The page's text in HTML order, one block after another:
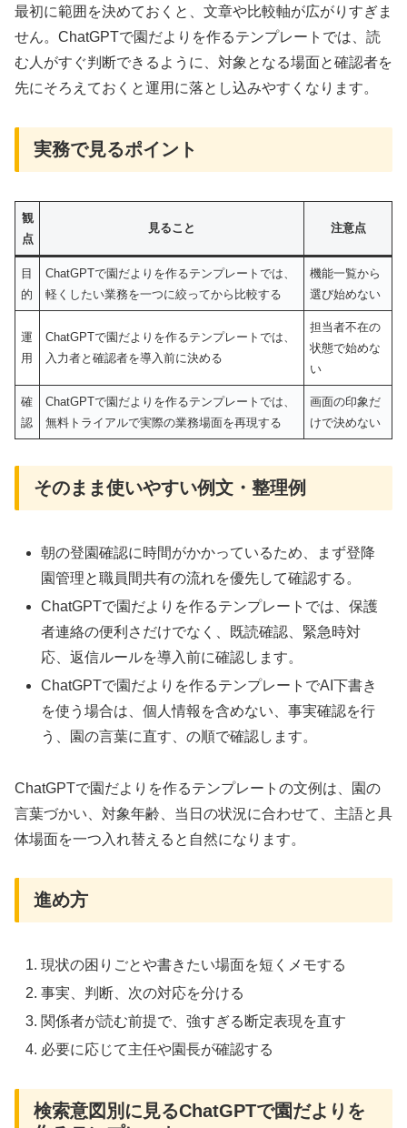
最初に範囲を決めておくと、文章や比較軸が広がりすぎま
せん。ChatGPTで園だよりを作るテンプレートでは、読
む人がすぐ判断できるように、対象となる場面と確認者を
先にそろえておくと運用に落とし込みやすくなります。
実務で見るポイント
観
点
見ること 注意点
目
的
ChatGPTで園だよりを作るテンプレートでは、
軽くしたい業務を一つに絞ってから比較する
機能一覧から
選び始めない
運
用
ChatGPTで園だよりを作るテンプレートでは、
入力者と確認者を導入前に決める
担当者不在の
状態で始めな
い
確
認
ChatGPTで園だよりを作るテンプレートでは、
無料トライアルで実際の業務場面を再現する
画面の印象だ
けで決めない
そのまま使いやすい例文・整理例
朝の登園確認に時間がかかっているため、まず登降
園管理と職員間共有の流れを優先して確認する。
ChatGPTで園だよりを作るテンプレートでは、保護
者連絡の便利さだけでなく、既読確認、緊急時対
応、返信ルールを導入前に確認します。
ChatGPTで園だよりを作るテンプレートでAI下書き
を使う場合は、個人情報を含めない、事実確認を行
う、園の言葉に直す、の順で確認します。
ChatGPTで園だよりを作るテンプレートの文例は、園の
言葉づかい、対象年齢、当日の状況に合わせて、主語と具
体場面を一つ入れ替えると自然になります。
進め方
現状の困りごとや書きたい場面を短くメモする
事実、判断、次の対応を分ける
関係者が読む前提で、強すぎる断定表現を直す
必要に応じて主任や園長が確認する
検索意図別に見るChatGPTで園だよりを